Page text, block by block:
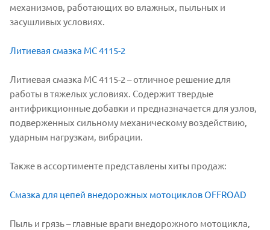
механизмов, работающих во влажных, пыльных и
засушливых условиях.
Литиевая смазка МС 4115-2
Литиевая смазка МС 4115-2 – отличное решение для
работы в тяжелых условиях. Содержит твердые
антифрикционные добавки и предназначается для узлов,
подверженных сильному механическому воздействию,
ударным нагрузкам, вибрации.
Также в ассортименте представлены хиты продаж:
Смазка для цепей внедорожных мотоциклов OFFROAD
Пыль и грязь – главные враги внедорожного мотоцикла,